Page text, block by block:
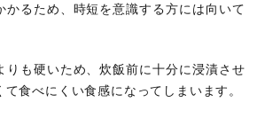
かるため、時短を意識する方には向いて
りも硬いため、炊飯前に十分に浸漬させ
食べにくい食感になってしまいます。